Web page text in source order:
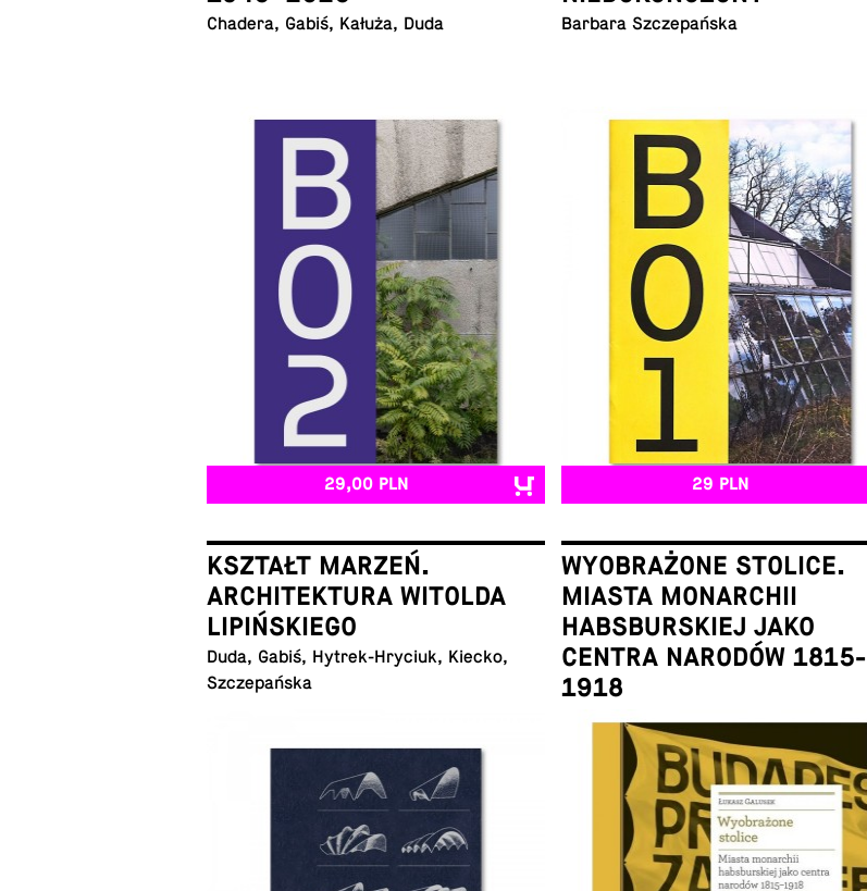
Chadera, Gabiś, Kałuża, Duda
29,00 PLN
Barbara Szczepańska
29 PLN
KSZTAŁT MARZEŃ.
ARCHITEKTURA WITOLDA
LIPIŃSKIEGO
Duda, Gabiś, Hy­trek-Hry­ciuk, Kiecko,
Szczepańska
WYOBRAŻONE STOLICE.
MIASTA MONARCHII
HABSBURSKIEJ JAKO
CENTRA NARODÓW 1815-
1918
Łukasz Galusek